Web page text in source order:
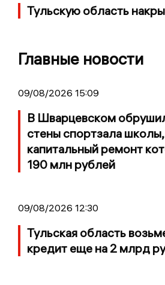
Тульскую область
Главные новости
09/08/2026 15:09
В Шварцевском
стены спортзала
капитальный ремонт
190 млн рублей
09/08/2026 12:30
Тульская область
кредит еще на 2 млрд